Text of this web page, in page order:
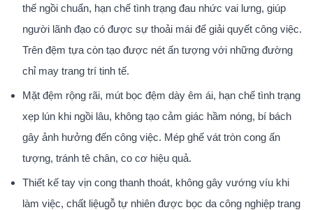
thế ngồi chuẩn, hạn chế tình trạng đau nhức vai lưng, giúp
người lãnh đạo có được sự thoải mái để giải quyết công việc.
Trên đệm tựa còn tạo được nét ấn tượng với những đường
chỉ may trang trí tinh tế.
Mặt đệm rộng rãi, mút bọc đệm dày êm ái, hạn chế tình trạng
xẹp lún khi ngồi lâu, không tạo cảm giác hầm nóng, bí bách
gây ảnh hưởng đến công việc. Mép ghế vát tròn cong ấn
tượng, tránh tê chân, co cơ hiệu quả.
Thiết kế tay vịn cong thanh thoát, không gây vướng víu khi
làm việc, chất liệugỗ tự nhiên được bọc da công nghiệp trang